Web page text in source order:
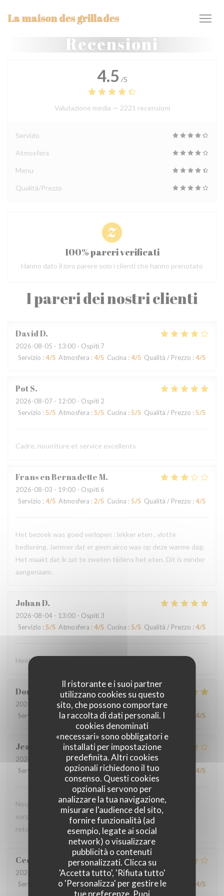
Il ristorante e i suoi partner
utilizzano cookies su questo
sito, che possono comportare
la raccolta di dati personali. I
cookies denominati
«necessari» sono obbligatori e
installati per impostazione
predefinita. Altri cookies
opzionali richiedono il tuo
consenso. Questi cookies
opzionali servono per
analizzare la tua navigazione,
misurare l'audience del sito,
fornire funzionalità (ad
esempio, legate ai social
network) o visualizzare
pubblicità o contenuti
personalizzati. Clicca su
'Accetta tutto', 'Rifiuta tutto'
o 'Personalizza' per gestire le
tue preferenze. Puoi
La maison des grillades
Recensioni
I pareri dei nostri clienti
DavidD
2026-08-05 - 13:00 - Ospiti 7
Servizio : 4/5 Atmosfera : 4/5 Cucina : 4/5 Qualità / Prezzo : 4/5
PotS
2026-08-07 - 12:00 - Ospiti 2
Servizio : 5/5 Atmosfera : 5/5 Cucina : 5/5 Qualità / Prezzo : 5/5
Cadre, nourriture et service excellents
Frans en BernadetteM
2026-08-03 - 19:00 - Ospiti 6
Servizio : 4/5 Atmosfera : 2/5 Cucina : 5/5 Qualità / Prezzo : 4/5
Het bezoek was goed verlopen : lekker eten , vlotte
bediening. Jammer dat er geen airco was op deze warme dag.
Het maakt dat ik zat te zweten tijdens het eten. Dit is minder
aangenaam.
JohanD
2026-08-04 - 13:00 - Ospiti 3
Servizio : 5/5 Atmosfera : 4/5 Cucina : 5/5 Qualità / Prezzo : 4/5
Heel verzorgde ontvangst - lekker eten
Dorothée M
2026-08-01
- 19:00 - Ospiti 3
Servizio
Atmosfera :5 /5 Cucina: 5/5 Qualità / Prezzo 4/5
Jean-Marie C
2026-07-29
- 19:45 - Ospiti 2
Servizio
Atmosfera: 4 /5 Cucina:4/5 Qualità / Prezzo 4/5
Nous avons pris le menu proposé et ce fut une agréable
surprise, le filet de viande BBB super délicieux Nous y
retournerons
Cedric
2026-07-22
- 18:30 - Ospiti 2
Servizio
Atmosfera:4 /5 Cucina: 4/5 Qualità / Prezzo 4/5
4.5 /5
Valutazione media — 2221 recensioni
Servizio
Atmosfera
Menu
Qualità/Prezzo
100% pareri verificati
Hanno dato il loro parere solo i clienti che hanno prenotato